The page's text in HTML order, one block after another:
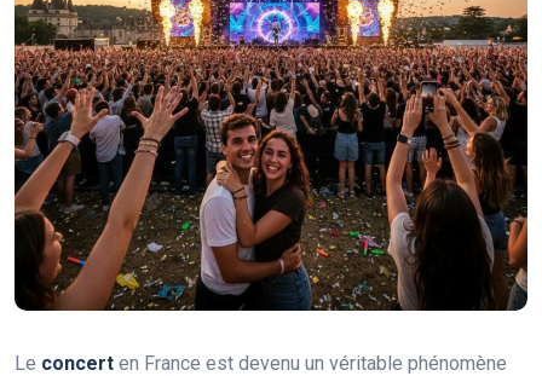
Le concert en France est devenu un véritable phénomène